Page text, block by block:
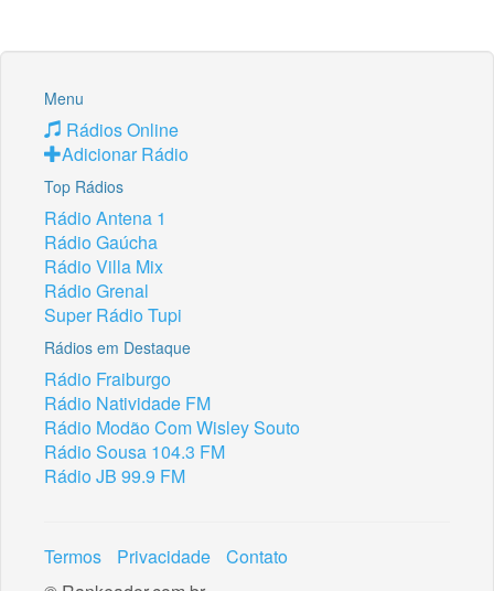
Menu
Rádios Online
Adicionar Rádio
Top Rádios
Rádio Antena 1
Rádio Gaúcha
Rádio Villa Mix
Rádio Grenal
Super Rádio Tupi
Rádios em Destaque
Rádio Fraiburgo
Rádio Natividade FM
Rádio Modão Com Wisley Souto
Rádio Sousa 104.3 FM
Rádio JB 99.9 FM
Termos Privacidade
Contato